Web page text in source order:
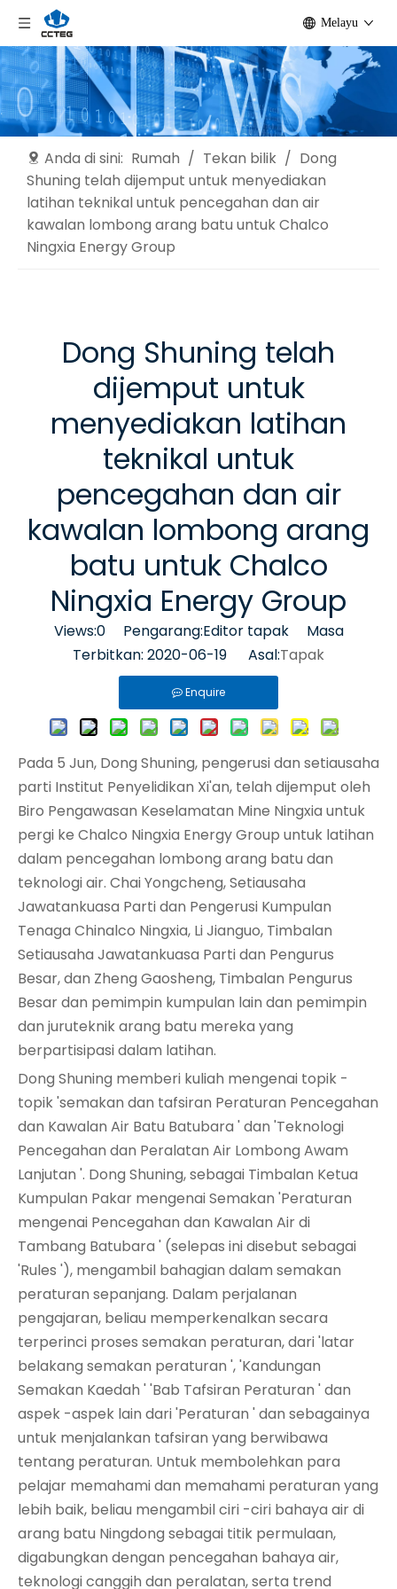
Melayu
Anda di sini: Rumah / Tekan bilik / Dong
Shuning telah dijemput untuk menyediakan
latihan teknikal untuk pencegahan dan air
kawalan lombong arang batu untuk Chalco
Ningxia Energy Group
Dong Shuning telah
dijemput untuk
menyediakan latihan
teknikal untuk
pencegahan dan air
kawalan lombong arang
batu untuk Chalco
Ningxia Energy Group
Views:0Pengarang:Editor tapak Masa
Terbitkan: 2020-06-19 Asal:Tapak
Enquire
Pada 5 Jun, Dong Shuning, pengerusi dan setiausaha
parti Institut Penyelidikan Xi'an, telah dijemput oleh
Biro Pengawasan Keselamatan Mine Ningxia untuk
pergi ke Chalco Ningxia Energy Group untuk latihan
dalam pencegahan lombong arang batu dan
teknologi air. Chai Yongcheng, Setiausaha
Jawatankuasa Parti dan Pengerusi Kumpulan
Tenaga Chinalco Ningxia, Li Jianguo, Timbalan
Setiausaha Jawatankuasa Parti dan Pengurus
Besar, dan Zheng Gaosheng, Timbalan Pengurus
Besar dan pemimpin kumpulan lain dan pemimpin
dan juruteknik arang batu mereka yang
berpartisipasi dalam latihan.
Dong Shuning memberi kuliah mengenai topik -
topik 'semakan dan tafsiran Peraturan Pencegahan
dan Kawalan Air Batu Batubara ' dan 'Teknologi
Pencegahan dan Peralatan Air Lombong Awam
Lanjutan '. Dong Shuning, sebagai Timbalan Ketua
Kumpulan Pakar mengenai Semakan 'Peraturan
mengenai Pencegahan dan Kawalan Air di
Tambang Batubara ' (selepas ini disebut sebagai
'Rules '), mengambil bahagian dalam semakan
peraturan sepanjang. Dalam perjalanan
pengajaran, beliau memperkenalkan secara
terperinci proses semakan peraturan, dari 'latar
belakang semakan peraturan ', 'Kandungan
Semakan Kaedah ' 'Bab Tafsiran Peraturan ' dan
aspek -aspek lain dari 'Peraturan ' dan sebagainya
untuk menjalankan tafsiran yang berwibawa
tentang peraturan. Untuk membolehkan para
pelajar memahami dan memahami peraturan yang
lebih baik, beliau mengambil ciri -ciri bahaya air di
arang batu Ningdong sebagai titik permulaan,
digabungkan dengan pencegahan bahaya air,
teknologi canggih dan peralatan, serta trend